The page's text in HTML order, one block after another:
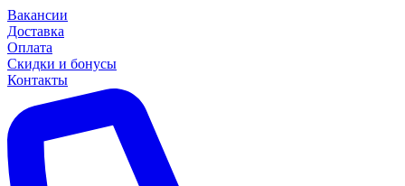
Вакансии
Доставка
Оплата
Скидки и бонусы
Контакты